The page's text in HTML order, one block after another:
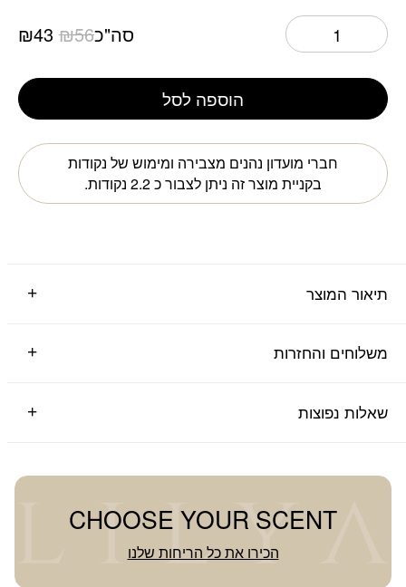
סה"כ ₪56
המחיר
היה:
₪56.
₪43
הוספה לסל
חברי מועדון נהנים מצבירה ומימוש של נקודות
בקניית מוצר זה ניתן לצבור כ 2.2 נקודות.
תיאור המוצר
משלוחים והחזרות
שאלות נפוצות
CHOOSE YOUR SCENT
הכירו את כל הריחות שלנו